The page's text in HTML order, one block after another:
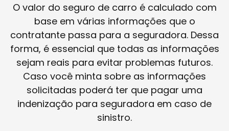
O valor do seguro de carro é calculado com
base em várias informações que o
contratante passa para a seguradora. Dessa
forma, é essencial que todas as informações
sejam reais para evitar problemas futuros.
Caso você minta sobre as informações
solicitadas poderá ter que pagar uma
indenização para seguradora em caso de
sinistro.